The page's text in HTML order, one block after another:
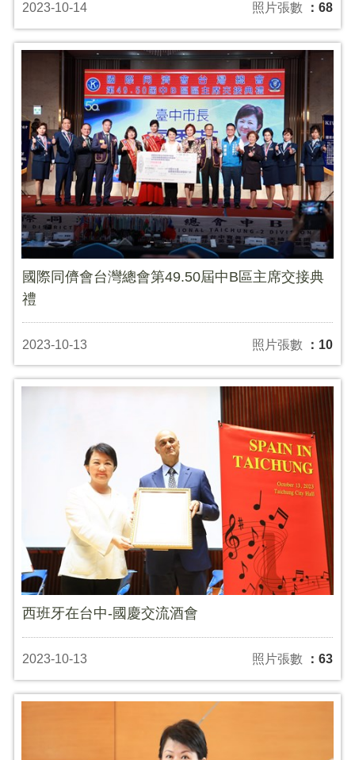
2023-10-14 照片張數 ：68
國際同儕會台灣總會第49.50屆中B區主席交接典
禮
2023-10-13 照片張數 ：10
西班牙在台中-國慶交流酒會
2023-10-13 照片張數 ：63